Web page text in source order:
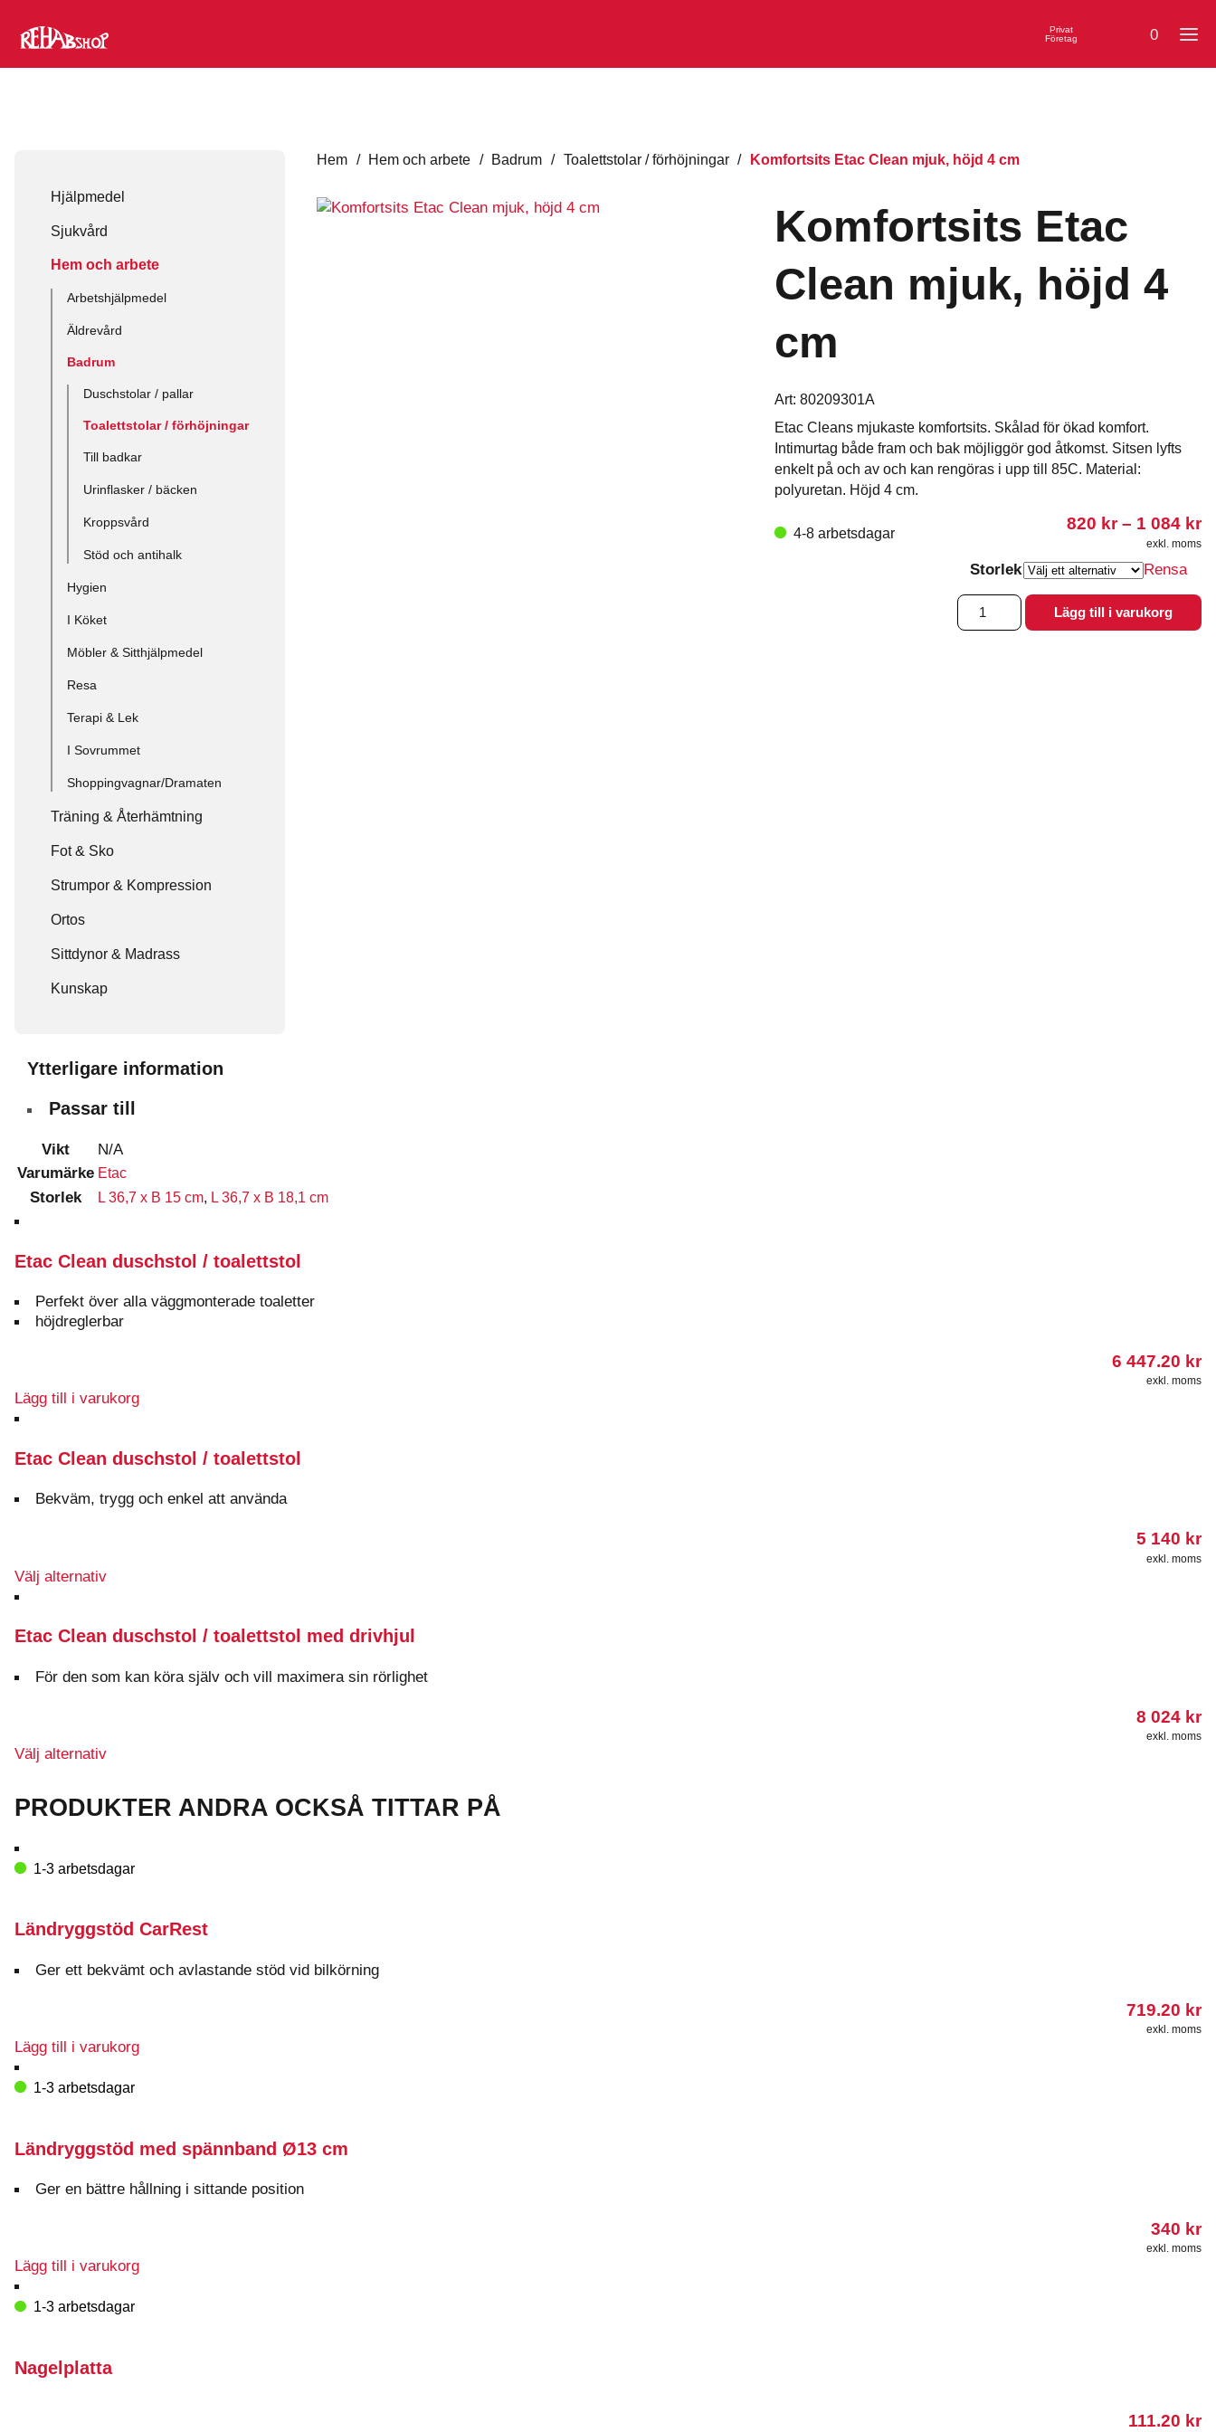
0
Privat
Företag
Hjälpmedel
Sjukvård
Hem och arbete
Arbetshjälpmedel
Äldrevård
Badrum
Duschstolar / pallar
Toalettstolar / förhöjningar
Till badkar
Urinflasker / bäcken
Kroppsvård
Stöd och antihalk
Hygien
I Köket
Möbler & Sitthjälpmedel
Resa
Terapi & Lek
I Sovrummet
Shoppingvagnar/Dramaten
Träning & Återhämtning
Fot & Sko
Strumpor & Kompression
Ortos
Sittdynor & Madrass
Kunskap
Hem / Hem och arbete / Badrum / Toalettstolar / förhöjningar / Komfortsits Etac Clean mjuk, höjd 4 cm
Komfortsits Etac
Clean mjuk, höjd 4
cm
Art:80209301A
Etac Cleans mjukaste komfortsits. Skålad för ökad komfort.
Intimurtag både fram och bak möjliggör god åtkomst. Sitsen lyfts
enkelt på och av och kan rengöras i upp till 85C. Material:
polyuretan. Höjd 4 cm.
4-8 arbetsdagar 820 kr – 1 084 kr
exkl. moms
Storlek
Rensa
Komfortsits
Etac
Clean
Lägg till i varukorg
Ytterligare information
Passar till
Vikt
N/A
Varumärke Etac
Storlek L 36,7 x B 15 cm, L 36,7 x B 18,1 cm
Etac Clean duschstol / toalettstol
Perfekt över alla väggmonterade toaletter
höjdreglerbar
6 447.20 kr
exkl. moms
Lägg till i varukorg
Etac Clean duschstol / toalettstol
Bekväm, trygg och enkel att använda
5 140 kr
exkl. moms
Välj alternativDen
har
varianter.
kan
produktsidan
Etac Clean duschstol / toalettstol med drivhjul
För den som kan köra själv och vill maximera sin rörlighet
8 024 kr
exkl. moms
Välj alternativDen
har
De
kan
på
PRODUKTER ANDRA OCKSÅ TITTAR PÅ
1-3 arbetsdagar
Ländryggstöd CarRest
Ger ett bekvämt och avlastande stöd vid bilkörning
719.20 kr
exkl. moms
Lägg till i varukorg
1-3 arbetsdagar
Ländryggstöd med spännband Ø13 cm
Ger en bättre hållning i sittande position
340 kr
exkl. moms
Lägg till i varukorg
1-3 arbetsdagar
Nagelplatta
111.20 kr